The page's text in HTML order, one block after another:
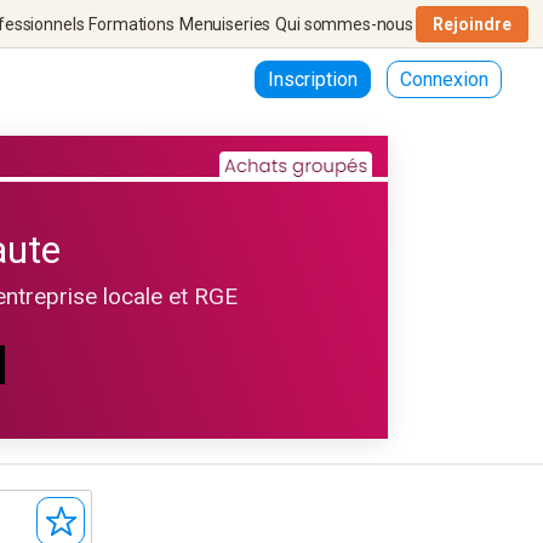
Formations Menuiseries Qui sommes-nous Rejoindre
Inscription Connexion
locale et RGE